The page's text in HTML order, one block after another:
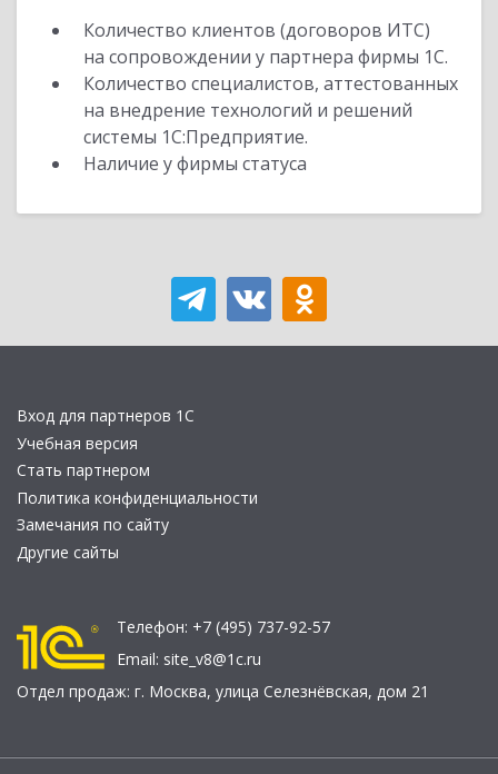
Количество клиентов (договоров ИТС)
на сопровождении у партнера фирмы 1С.
Количество специалистов, аттестованных
на внедрение технологий и решений
системы 1С:Предприятие.
Наличие у фирмы статуса
Вход для партнеров 1С
Учебная версия
Стать партнером
Политика конфиденциальности
Замечания по сайту
Другие сайты
Телефон: +7 (495) 737-92-57
Email: site_v8@1c.ru
Отдел продаж: г. Москва, улица Селезнёвская, дом 21